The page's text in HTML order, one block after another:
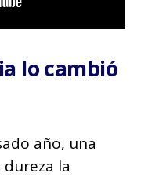
lo cambió
año, una
la